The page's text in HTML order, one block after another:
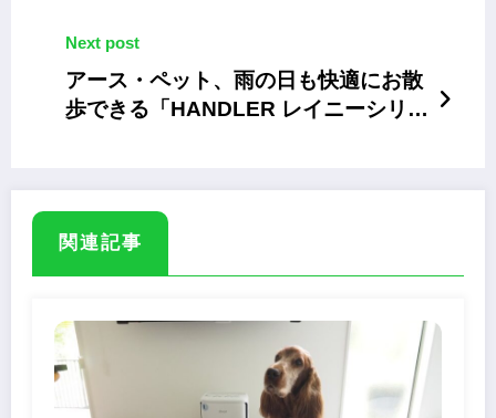
Next post
アース・ペット、雨の日も快適にお散
歩できる「HANDLER レイニーシリー
関連記事